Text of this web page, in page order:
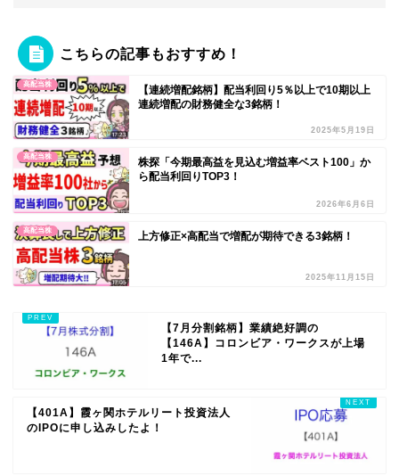
こちらの記事もおすすめ！
高配当株
【連続増配銘柄】配当利回り5％以上で10期以上
連続増配の財務健全な3銘柄！
2025年5月19日
高配当株
株探「今期最高益を見込む増益率ベスト100」か
ら配当利回りTOP3！
2026年6月6日
高配当株 上方修正×高配当で増配が期待できる3銘柄！
2025年11月15日
【7月分割銘柄】業績絶好調の
【146A】コロンビア・ワークスが上場
1年で...
【401A】霞ヶ関ホテルリート投資法人
のIPOに申し込みしたよ！